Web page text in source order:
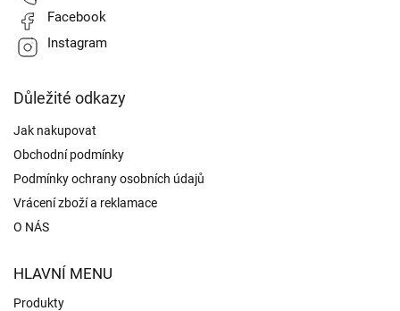
Facebook
Instagram
Důležité odkazy
Jak nakupovat
Obchodní podmínky
Podmínky ochrany osobních údajů
Vrácení zboží a reklamace
O NÁS
HLAVNÍ MENU
Produkty